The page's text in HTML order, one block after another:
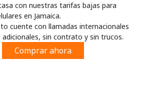
o
con nuestras tarifas bajas para
en Jamaica.
cuente con llamadas internacionales
sin contrato y sin trucos.
Comprar ahora